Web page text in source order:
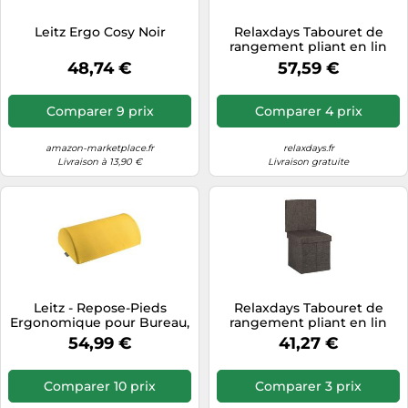
Téléphonie
Téléviseurs
Télévision & vidéo
Électroménager
Leitz Ergo Cosy Noir
48,74 €
Comparer 9 prix
amazon-marketplace.fr
Livraison à 13,90 €
Relaxdays Tabouret de
rangement pliant en lin
57,59 €
Comparer 4 prix
relaxdays.fr
Livraison gratuite
Leitz - Repose-Pieds
Ergonomique pour Bureau,
Ajustable, Soulage les
Douleurs aux Dos et aux
Épaules, Fabriqué en
Mousse avec Housse en
Tissu, Gamme Ergo Cosy,
54,99 €
Comparer 10 prix
Relaxdays Tabouret de
rangement pliant en lin
41,27 €
Comparer 3 prix